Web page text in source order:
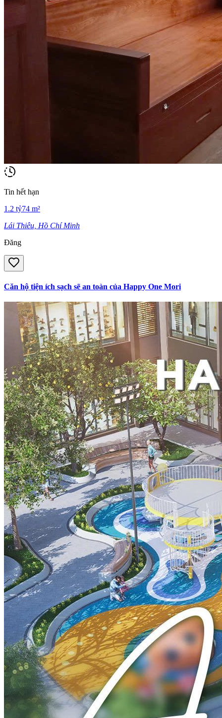
Tin hết hạn
1.2 tỷ74 m²
Lái Thiêu, Hồ Chí Minh
Đăng
Căn hộ tiện ích sạch sẽ an toàn của Happy One Mori